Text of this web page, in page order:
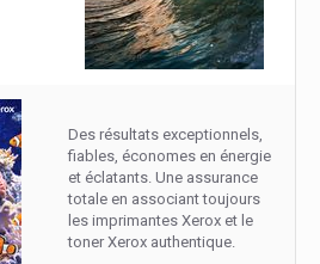
Des résultats exceptionnels,
fiables, économes en énergie
et éclatants. Une assurance
totale en associant toujours
les imprimantes Xerox et le
toner Xerox authentique.